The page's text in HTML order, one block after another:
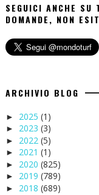
SEGUICI ANCHE SU
DOMANDE, NON
ARCHIVIO BLOG
► 2025 (1)
► 2023 (3)
► 2022 (5)
► 2021 (1)
► 2020 (825)
► 2019 (789)
► 2018 (689)